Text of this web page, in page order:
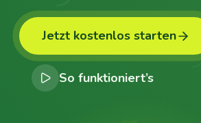
Jetzt kostenlos starten
So funktioniert’s